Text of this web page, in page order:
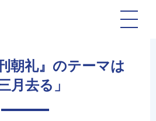
朝礼』のテーマは
月去る」